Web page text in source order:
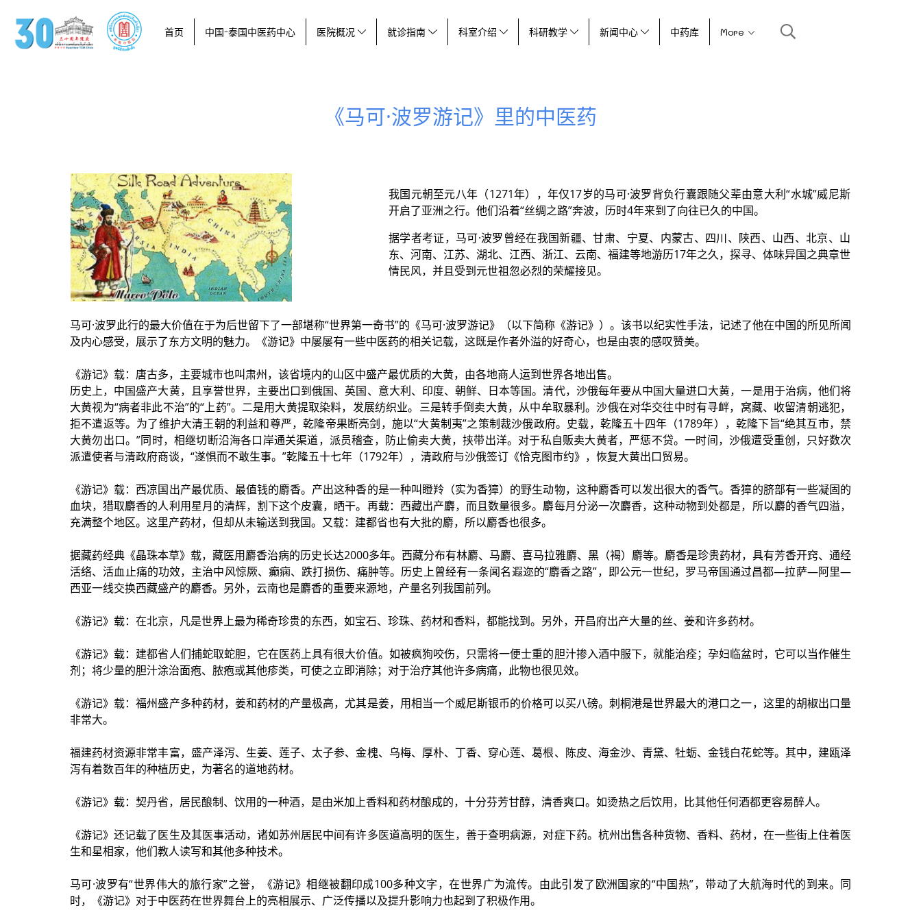
首页 中国-泰国中医药中心 医院概况 就诊指南 科室介绍 科研教学 新闻中心 中药库 More
《马可·波罗游记》里的中医药
我国元朝至元八年（1271年），年仅17岁的马可·波罗背负行囊跟随父辈由意大利“水城”威尼斯
开启了亚洲之行。他们沿着“丝绸之路”奔波，历时4年来到了向往已久的中国。
据学者考证，马可·波罗曾经在我国新疆、甘肃、宁夏、内蒙古、四川、陕西、山西、北京、山
东、河南、江苏、湖北、江西、浙江、云南、福建等地游历17年之久，探寻、体味异国之典章世
情民风，并且受到元世祖忽必烈的荣耀接见。
马可·波罗此行的最大价值在于为后世留下了一部堪称“世界第一奇书”的《马可·波罗游记》（以下简称《游记》）。该书以纪实性手法，记述了他在中国的所见所闻
及内心感受，展示了东方文明的魅力。《游记》中屡屡有一些中医药的相关记载，这既是作者外溢的好奇心，也是由衷的感叹赞美。
《游记》载：唐古多，主要城市也叫肃州，该省境内的山区中盛产最优质的大黄，由各地商人运到世界各地出售。
历史上，中国盛产大黄，且享誉世界，主要出口到俄国、英国、意大利、印度、朝鲜、日本等国。清代，沙俄每年要从中国大量进口大黄，一是用于治病，他们将
大黄视为“病者非此不治”的“上药”。二是用大黄提取染料，发展纺织业。三是转手倒卖大黄，从中牟取暴利。沙俄在对华交往中时有寻衅，窝藏、收留清朝逃犯，
拒不遣返等。为了维护大清王朝的利益和尊严，乾隆帝果断亮剑，施以“大黄制夷”之策制裁沙俄政府。史载，乾隆五十四年（1789年），乾隆下旨“绝其互市，禁
大黄勿出口。”同时，相继切断沿海各口岸通关渠道，派员稽查，防止偷卖大黄，挟带出洋。对于私自贩卖大黄者，严惩不贷。一时间，沙俄遭受重创，只好数次
派遣使者与清政府商谈，“遂惧而不敢生事。”乾隆五十七年（1792年），清政府与沙俄签订《恰克图市约》，恢复大黄出口贸易。
《游记》载：西凉国出产最优质、最值钱的麝香。产出这种香的是一种叫瞪羚（实为香獐）的野生动物，这种麝香可以发出很大的香气。香獐的脐部有一些凝固的
血块，猎取麝香的人利用星月的清辉，割下这个皮囊，晒干。再载：西藏出产麝，而且数量很多。麝每月分泌一次麝香，这种动物到处都是，所以麝的香气四溢，
充满整个地区。这里产药材，但却从未输送到我国。又载：建都省也有大批的麝，所以麝香也很多。
据藏药经典《晶珠本草》载，藏医用麝香治病的历史长达2000多年。西藏分布有林麝、马麝、喜马拉雅麝、黑（褐）麝等。麝香是珍贵药材，具有芳香开窍、通经
活络、活血止痛的功效，主治中风惊厥、癫痫、跌打损伤、痛肿等。历史上曾经有一条闻名遐迩的“麝香之路”，即公元一世纪，罗马帝国通过昌都—拉萨—阿里—
西亚一线交换西藏盛产的麝香。另外，云南也是麝香的重要来源地，产量名列我国前列。
《游记》载：在北京，凡是世界上最为稀奇珍贵的东西，如宝石、珍珠、药材和香料，都能找到。另外，开昌府出产大量的丝、姜和许多药材。
《游记》载：建都省人们捕蛇取蛇胆，它在医药上具有很大价值。如被疯狗咬伤，只需将一便士重的胆汁掺入酒中服下，就能治痊；孕妇临盆时，它可以当作催生
剂；将少量的胆汁涂治面疱、脓疱或其他疹类，可使之立即消除；对于治疗其他许多病痛，此物也很见效。
《游记》载：福州盛产多种药材，姜和药材的产量极高，尤其是姜，用相当一个威尼斯银币的价格可以买八磅。刺桐港是世界最大的港口之一，这里的胡椒出口量
非常大。
福建药材资源非常丰富，盛产泽泻、生姜、莲子、太子参、金槐、乌梅、厚朴、丁香、穿心莲、葛根、陈皮、海金沙、青黛、牡蛎、金钱白花蛇等。其中，建瓯泽
泻有着数百年的种植历史，为著名的道地药材。
《游记》载：契丹省，居民酿制、饮用的一种酒，是由米加上香料和药材酿成的，十分芬芳甘醇，清香爽口。如烫热之后饮用，比其他任何酒都更容易醉人。
《游记》还记载了医生及其医事活动，诸如苏州居民中间有许多医道高明的医生，善于查明病源，对症下药。杭州出售各种货物、香料、药材，在一些街上住着医
生和星相家，他们教人读写和其他多种技术。
马可·波罗有“世界伟大的旅行家”之誉，《游记》相继被翻印成100多种文字，在世界广为流传。由此引发了欧洲国家的“中国热”，带动了大航海时代的到来。同
时，《游记》对于中医药在世界舞台上的亮相展示、广泛传播以及提升影响力也起到了积极作用。